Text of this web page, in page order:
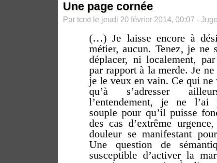
Une page cornée
Par tcrxt le jeudi 20 février 2014, 00:07 -
(…) Je laisse encore à
métier, aucun. Tenez, je ne
déplacer, ni localement,
par rapport à la merde. Je
je le veux en vain. Ce qui ne
qu’à s’adresser
l’entendement, je ne l’ai
souple pour qu’il puisse
des cas d’extrême
douleur se manifestant
Une question de
susceptible d’activer la